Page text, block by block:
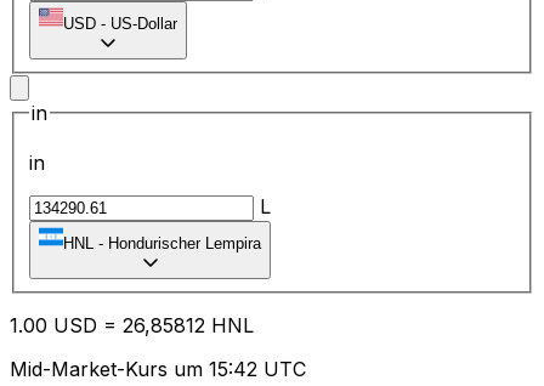
USD - US-Dollar
in
in
L
HNL - Hondurischer Lempira
1.00 USD = 26,85812 HNL
Mid-Market-Kurs um 15:42 UTC